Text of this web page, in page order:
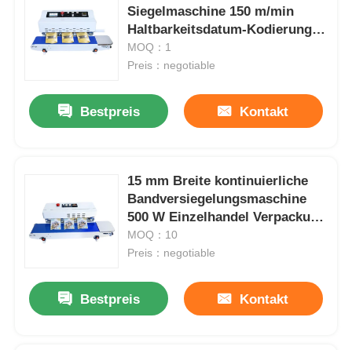
Siegelmaschine 150 m/min
Haltbarkeitsdatum-Kodierung
Tintenstrahldrucker
MOQ：1
Preis：negotiable
Bestpreis Kontakt
15 mm Breite kontinuierliche
Bandversiegelungsmaschine
500 W Einzelhandel Verpackung
Industrieteile
MOQ：10
Preis：negotiable
Bestpreis Kontakt